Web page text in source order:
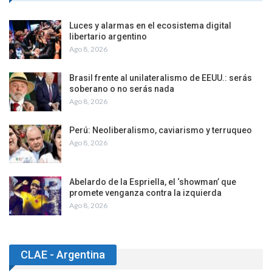
Luces y alarmas en el ecosistema digital
libertario argentino
Ago 8, 2026
Brasil frente al unilateralismo de EEUU.: serás
soberano o no serás nada
Ago 8, 2026
Perú: Neoliberalismo, caviarismo y terruqueo
Ago 8, 2026
Abelardo de la Espriella, el ‘showman’ que
promete venganza contra la izquierda
Ago 8, 2026
CLAE - Argentina